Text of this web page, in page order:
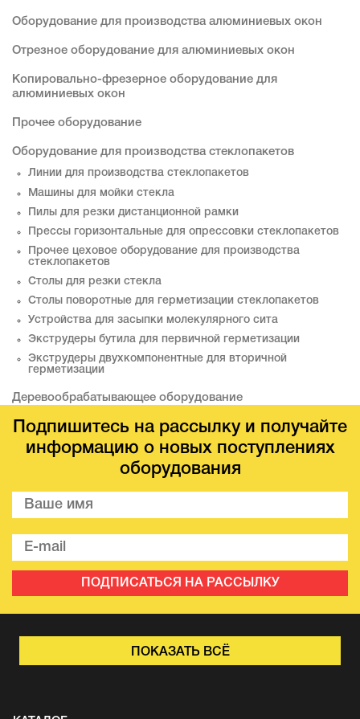
Оборудование для производства алюминиевых окон
Отрезное оборудование для алюминиевых окон
Копировально-фрезерное оборудование для
алюминиевых окон
Прочее оборудование
Оборудование для производства стеклопакетов
Линии для производства стеклопакетов
Машины для мойки стекла
Пилы для резки дистанционной рамки
Прессы горизонтальные для опрессовки стеклопакетов
Прочее цеховое оборудование для производства
стеклопакетов
Столы для резки стекла
Столы поворотные для герметизации стеклопакетов
Устройства для засыпки молекулярного сита
Экструдеры бутила для первичной герметизации
Экструдеры двухкомпонентные для вторичной
герметизации
Деревообрабатывающее оборудование
Подпишитесь на рассылку и получайте
информацию о новых поступлениях
оборудования
ПОДПИСАТЬСЯ НА РАССЫЛКУ
ПОКАЗАТЬ ВСЁ